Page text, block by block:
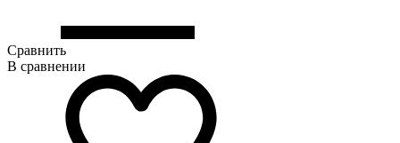
Сравнить
В сравнении